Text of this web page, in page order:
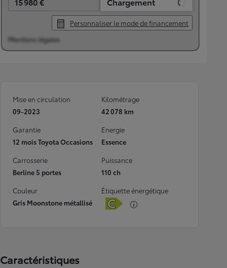
Personnaliser le mode de financement
Mentions légales
Mise en circulation
09-2023
Kilométrage
42 078 km
Garantie
12 mois Toyota Occasions
Energie
Essence
Carrosserie
Berline 5 portes
Puissance
110 ch
Couleur
Gris Moonstone métallisé
Étiquette énergétique
Caractéristiques